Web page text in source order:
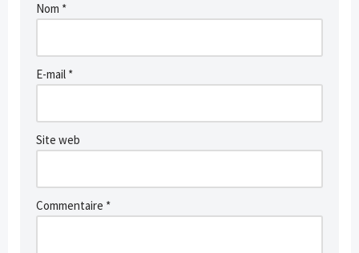
Nom *
E-mail *
Site web
Commentaire *